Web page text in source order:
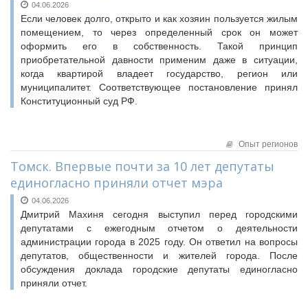
04.06.2026
Если человек долго, открыто и как хозяин пользуется жилым
помещением, то через определенный срок он может
оформить его в собственность. Такой принцип
приобретательной давности применим даже в ситуации,
когда квартирой владеет государство, регион или
муниципалитет. Соответствующее постановление принял
Конституционный суд РФ.
Опыт регионов
Томск. Впервые почти за 10 лет депутаты
единогласно приняли отчет мэра
04.06.2026
Дмитрий Махиня сегодня выступил перед городскими
депутатами с ежегодным отчетом о деятельности
администрации города в 2025 году. Он ответил на вопросы
депутатов, общественности и жителей города. После
обсуждения доклада городские депутаты единогласно
приняли отчет.